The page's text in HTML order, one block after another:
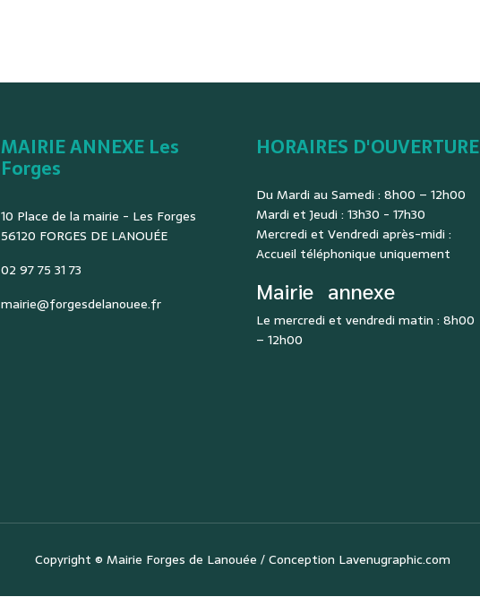
MAIRIE ANNEXE Les
Forges
10 Place de la mairie - Les Forges
56120 FORGES DE LANOUÉE
02 97 75 31 73
mairie@forgesdelanouee.fr
HORAIRES D'OUVERTURE
Du Mardi au Samedi : 8h00 – 12h00
Mardi et Jeudi : 13h30 - 17h30
Mercredi et Vendredi après-midi :
Accueil téléphonique uniquement
Mairie annexe
Le mercredi et vendredi matin : 8h00
– 12h00
Copyright © Mairie Forges de Lanouée / Conception Lavenugraphic.com